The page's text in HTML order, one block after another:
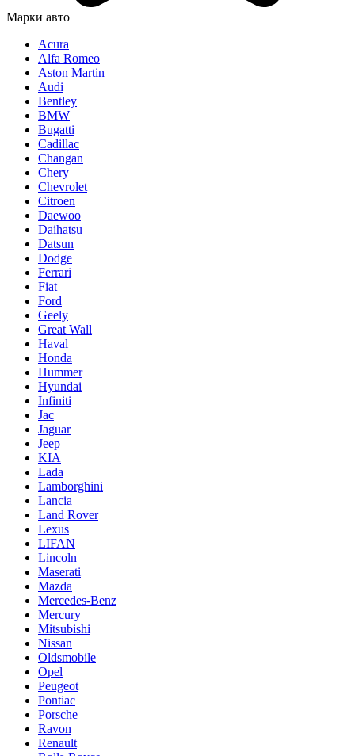
Марки авто
Acura
Alfa Romeo
Aston Martin
Audi
Bentley
BMW
Bugatti
Cadillac
Changan
Chery
Chevrolet
Citroen
Daewoo
Daihatsu
Datsun
Dodge
Ferrari
Fiat
Ford
Geely
Great Wall
Haval
Honda
Hummer
Hyundai
Infiniti
Jac
Jaguar
Jeep
KIA
Lada
Lamborghini
Lancia
Land Rover
Lexus
LIFAN
Lincoln
Maserati
Mazda
Mercedes-Benz
Mercury
Mitsubishi
Nissan
Oldsmobile
Opel
Peugeot
Pontiac
Porsche
Ravon
Renault